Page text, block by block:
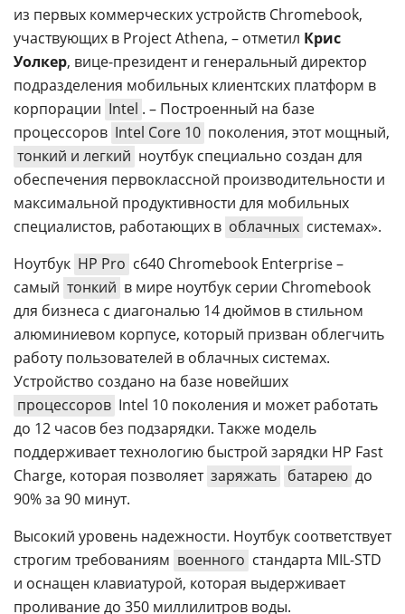
из первых коммерческих устройств Chromebook,
участвующих в Project Athena, – отметил Крис
Уолкер, вице-президент и генеральный директор
подразделения мобильных клиентских платформ в
корпорации Intel . – Построенный на базе
процессоров Intel Core 10 поколения, этот мощный,
тонкий и легкий ноутбук специально создан для
обеспечения первоклассной производительности и
максимальной продуктивности для мобильных
специалистов, работающих в облачных системах».
Ноутбук HP Pro c640 Chromebook Enterprise –
самый тонкий в мире ноутбук серии Chromebook
для бизнеса с диагональю 14 дюймов в стильном
алюминиевом корпусе, который призван облегчить
работу пользователей в облачных системах.
Устройство создано на базе новейших
процессоров Intel 10 поколения и может работать
до 12 часов без подзарядки. Также модель
поддерживает технологию быстрой зарядки HP Fast
Charge, которая позволяет заряжать батарею до
90% за 90 минут.
Высокий уровень надежности. Ноутбук соответствует
строгим требованиям военного стандарта MIL-STD
и оснащен клавиатурой, которая выдерживает
проливание до 350 миллилитров воды.